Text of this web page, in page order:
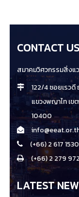
CONTACT US
สมาคมวิศวกรรมสิ่งแ
122/4 ซอยเรวดี
แขวงพญาไท เข
10400
(+66) 2 617
(+66) 2 279
LATEST